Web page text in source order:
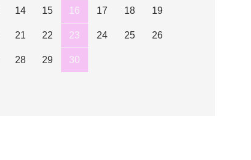
14 15 16 17 18 19
21 22 23 24 25 26
28 29 30